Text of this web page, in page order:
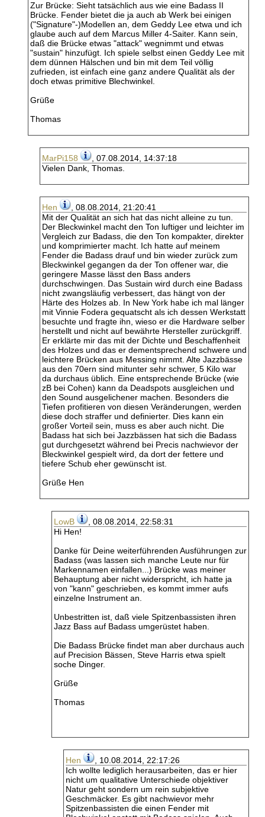
Zur Brücke: Sieht tatsächlich aus wie eine Badass II
Brücke. Fender bietet die ja auch ab Werk bei einigen
("Signature"-)Modellen an, dem Geddy Lee etwa und ich
glaube auch auf dem Marcus Miller 4-Saiter. Kann sein,
daß die Brücke etwas "attack" wegnimmt und etwas
"sustain" hinzufügt. Ich spiele selbst einen Geddy Lee mit
dem dünnen Hälschen und bin mit dem Teil völlig
zufrieden, ist einfach eine ganz andere Qualität als der
doch etwas primitive Blechwinkel.
Grüße
Thomas
MarPi158
, 07.08.2014, 14:37:18
Vielen Dank, Thomas.
Hen
, 08.08.2014, 21:20:41
Mit der Qualität an sich hat das nicht alleine zu tun.
Der Bleckwinkel macht den Ton luftiger und leichter im
Vergleich zur Badass, die den Ton kompakter, direkter
und komprimierter macht. Ich hatte auf meinem
Fender die Badass drauf und bin wieder zurück zum
Bleckwinkel gegangen da der Ton offener war, die
geringere Masse lässt den Bass anders
durchschwingen. Das Sustain wird durch eine Badass
nicht zwangsläufig verbessert, das hängt von der
Härte des Holzes ab. In New York habe ich mal länger
mit Vinnie Fodera gequatscht als ich dessen Werkstatt
besuchte und fragte ihn, wieso er die Hardware selber
herstellt und nicht auf bewährte Hersteller zurückgriff.
Er erklärte mir das mit der Dichte und Beschaffenheit
des Holzes und das er dementsprechend schwere und
leichtere Brücken aus Messing nimmt. Alte Jazzbässe
aus den 70ern sind mitunter sehr schwer, 5 Kilo war
da durchaus üblich. Eine entsprechende Brücke (wie
zB bei Cohen) kann da Deadspots ausgleichen und
den Sound ausgelichener machen. Besonders die
Tiefen profitieren von diesen Veränderungen, werden
diese doch straffer und definierter. Dies kann ein
großer Vorteil sein, muss es aber auch nicht. Die
Badass hat sich bei Jazzbässen hat sich die Badass
gut durchgesetzt während bei Precis nachwievor der
Bleckwinkel gespielt wird, da dort der fettere und
tiefere Schub eher gewünscht ist.
Grüße Hen
LowB
, 08.08.2014, 22:58:31
Hi Hen!
Danke für Deine weiterführenden Ausführungen zur
Badass (was lassen sich manche Leute nur für
Markennamen einfallen...) Brücke was meiner
Behauptung aber nicht widerspricht, ich hatte ja
von "kann" geschrieben, es kommt immer aufs
einzelne Instrument an.
Unbestritten ist, daß viele Spitzenbassisten ihren
Jazz Bass auf Badass umgerüstet haben.
Die Badass Brücke findet man aber durchaus auch
auf Precision Bässen, Steve Harris etwa spielt
soche Dinger.
Grüße
Thomas
Hen
, 10.08.2014, 22:17:26
Ich wollte lediglich herausarbeiten, das er hier
nicht um qualitative Unterschiede objektiver
Natur geht sondern um rein subjektive
Geschmäcker. Es gibt nachwievor mehr
Spitzenbassisten die einen Fender mit